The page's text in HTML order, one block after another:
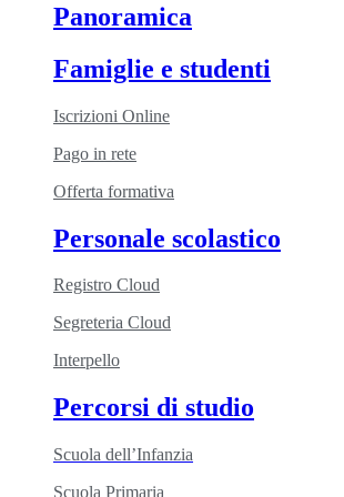
Panoramica
Famiglie e studenti
Iscrizioni Online
Pago in rete
Offerta formativa
Personale scolastico
Registro Cloud
Segreteria Cloud
Interpello
Percorsi di studio
Scuola dell’Infanzia
Scuola Primaria